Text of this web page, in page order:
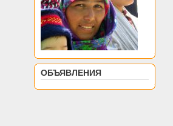
ОБЪЯВЛЕНИЯ